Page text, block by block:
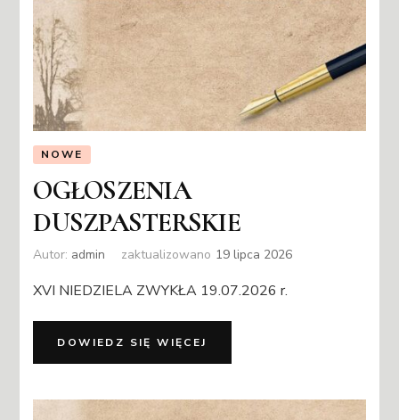
NOWE
OGŁOSZENIA
DUSZPASTERSKIE
Autor: admin zaktualizowano 19 lipca 2026
XVI NIEDZIELA ZWYKŁA 19.07.2026 r.
DOWIEDZ SIĘ WIĘCEJ